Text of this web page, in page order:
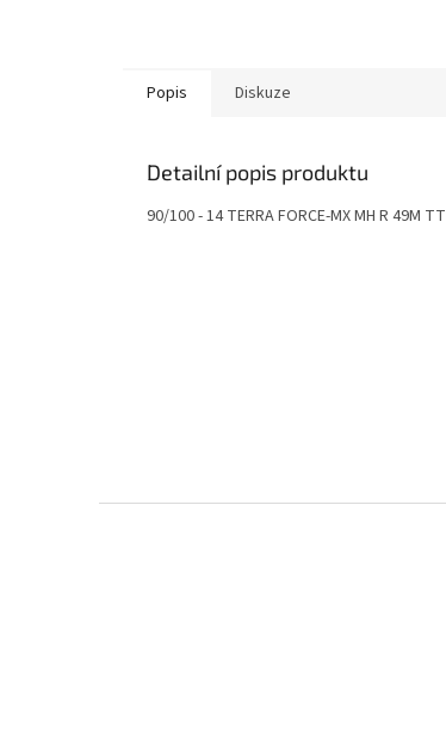
Popis Diskuze
Detailní popis produktu
90/100 - 14 TERRA FORCE-MX MH R 49M TT